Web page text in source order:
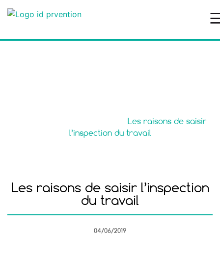
Les raisons de saisir
l’inspection du travail
Les raisons de saisir l’inspection
du travail
04/06/2019